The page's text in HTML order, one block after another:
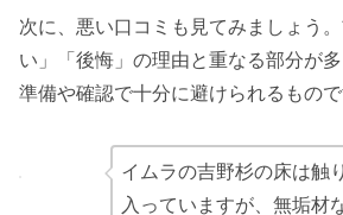
次に、悪い口コミも見てみましょう
い」「後悔」の理由と重なる部分が
準備や確認で十分に避けられるもので
イムラの吉野杉の床は触
入っていますが、無垢材